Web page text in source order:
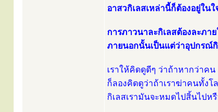
อาสวกิเลสเหล่านี้ก็ต้องอยู่ใน
การภาวนาละกิเลสต้องละภา
ภายนอกนั้นเป็นแต่ว่าอุปกรณ์กิ
เราให้คิดดูดีๆ ว่าถ้าหากว่าค
ก็ลองคิดดูว่าถ้าเราฆ่าคนทั้งโ
กิเลสเรามันจะหมดไปสิ้นไปห